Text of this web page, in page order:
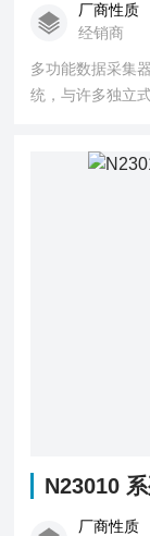
厂商性质
经销商
多功能数据采集
统，与许多独立
使用电脑和定制
N23010
厂商性质